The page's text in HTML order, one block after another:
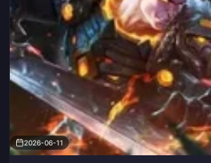
2026-06-11